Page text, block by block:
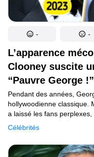
L’apparence
Clooney suscite
“Pauvre George !”
Célébrités
Pendant des années,
hollywoodienne classique.
a laissé les fans
acteur bien-aimé n’était pas
- -
Animaux
Photographie
Endroits
Humour